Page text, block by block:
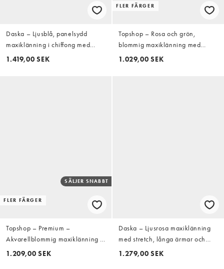
Daska – Ljusblå, panelsydd
maxiklänning i chiffong med
volang och hög krage
1.419,00 SEK
FLER FÄRGER
Topshop – Rosa och grön,
blommig maxiklänning med
plissering och öppen rygg
1.029,00 SEK
FLER FÄRGER
SÄLJER SNABBT
Topshop – Premium –
Akvarellblommig maxiklänning i
chiffong med ojämn fåll och
1.209,00 SEK
Daska – Ljusrosa maxiklänning
med stretch, långa ärmar och
knytning i midjan
1.279,00 SEK